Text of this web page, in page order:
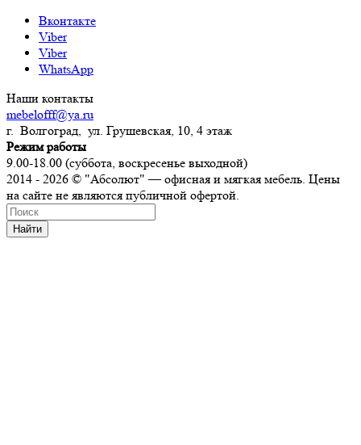
Вконтакте
Viber
Viber
WhatsApp
Наши контакты
mebelofff@ya.ru
г. Волгоград, ул. Грушевская, 10, 4 этаж
Режим работы
9.00-18.00 (суббота, воскресенье выходной)
2014 - 2026 © "Абсолют" — офисная и мягкая мебель. Цены
на сайте не являются публичной офертой.
Найти